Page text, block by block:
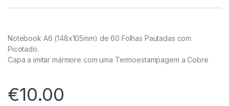
Notebook A6 (148x105mm) de 60 Folhas Pautadas com
Picotado.
Capa a imitar mármore com uma Termoestampagem a Cobre
€10.00